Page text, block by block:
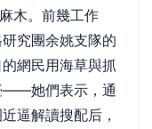
木。前幾工作
究團余姚支隊的
網民用海草與抓
——她們表示，通
逼解讀搜配后，